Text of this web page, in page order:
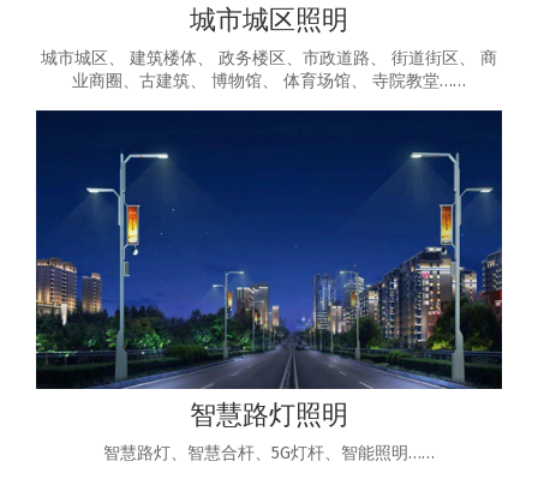
城市城区照明
城市城区、 建筑楼体、 政务楼区、市政道路、 街道街区、 商
业商圈、古建筑、 博物馆、 体育场馆、 寺院教堂……
智慧路灯照明
智慧路灯、智慧合杆、5G灯杆、智能照明……